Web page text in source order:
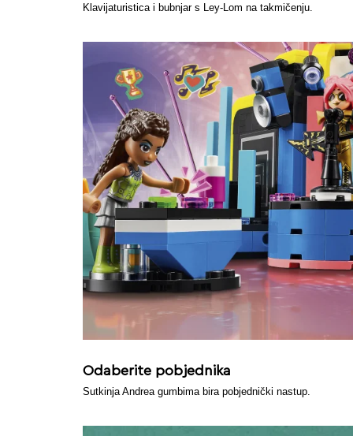
Klavijaturistica i bubnjar s Ley-Lom na takmičenju.
Odaberite pobjednika
Sutkinja Andrea gumbima bira pobjednički nastup.